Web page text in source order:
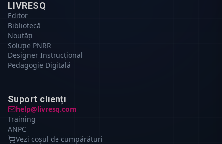
LIVRESQ
Editor
Bibliotecă
Noutăți
Soluție PNRR
Designer Instrucțional
Pedagogie Digitală
Suport clienți
help@livresq.com
Training
ANPC
Vezi coșul de cumpărături